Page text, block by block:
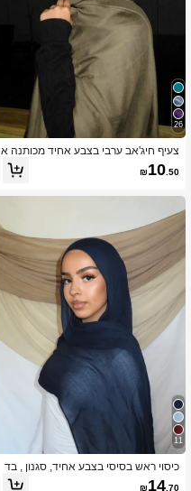
4.91 15K עוקבים
4.91
26
צעיף חיג'אב ערבי בצבע אחיד מכותנה א
חת, מתאים לשימוש במסגד
₪10.50
11
כיסוי ראש בסיסי בצבע אחיד, סגנון , בד
שיפון נושם, קל משקל ונוח, מתאים ללבי
₪14.70